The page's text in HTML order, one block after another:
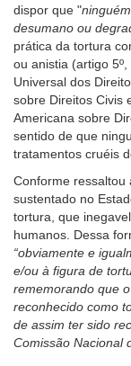
dispor que "
desumano ou
prática da tortura
ou anistia (artigo
Universal dos
sobre Direitos Civis
Americana sobre
sentido de que
tratamentos cruéis
Conforme ressaltou
sustentado no
tortura, que
humanos. Dessa
“obviamente e
e/ou à figura de
rememorando que
reconhecido como
de assim ter sido
Comissão Nacional